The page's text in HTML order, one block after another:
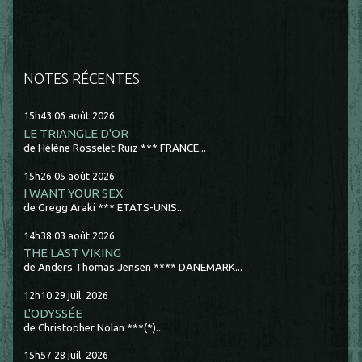
NOTES RÉCENTES
15h43 06 août 2026
LE TRIANGLE D'OR
de Hélène Rosselet-Ruiz *** FRANCE...
15h26 05 août 2026
I WANT YOUR SEX
de Gregg Araki *** ETATS-UNIS...
14h38 03 août 2026
THE LAST VIKING
de Anders Thomas Jensen **** DANEMARK...
12h10 29 juil. 2026
L'ODYSSÉE
de Christopher Nolan ***(*)...
15h57 28 juil. 2026